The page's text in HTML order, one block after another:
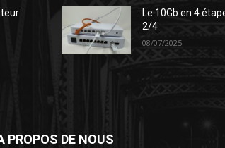
Le 10Gb en 4
2/4
08/07/2025
PROPOS DE NOUS